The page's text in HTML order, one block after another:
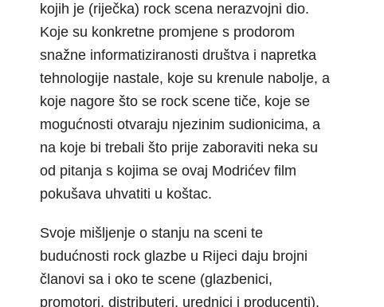
kojih je (riječka) rock scena nerazvojni dio.
Koje su konkretne promjene s prodorom
snažne informatiziranosti društva i napretka
tehnologije nastale, koje su krenule nabolje, a
koje nagore što se rock scene tiče, koje se
mogućnosti otvaraju njezinim sudionicima, a
na koje bi trebali što prije zaboraviti neka su
od pitanja s kojima se ovaj Modrićev film
pokušava uhvatiti u koštac.
Svoje mišljenje o stanju na sceni te
budućnosti rock glazbe u Rijeci daju brojni
članovi sa i oko te scene (glazbenici,
promotori, distributeri, urednici i producenti),